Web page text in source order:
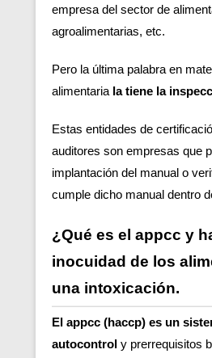
empresa del sector de
agroalimentarias, etc.
Pero la última palabra en
alimentaria la tiene la
Estas entidades de
auditores son empresas que
implantación del manual o
cumple dicho manual dentro
¿Qué es el appcc y
inocuidad de los
una intoxicación.
El appcc (haccp) es un
autocontrol y prerrequisitos